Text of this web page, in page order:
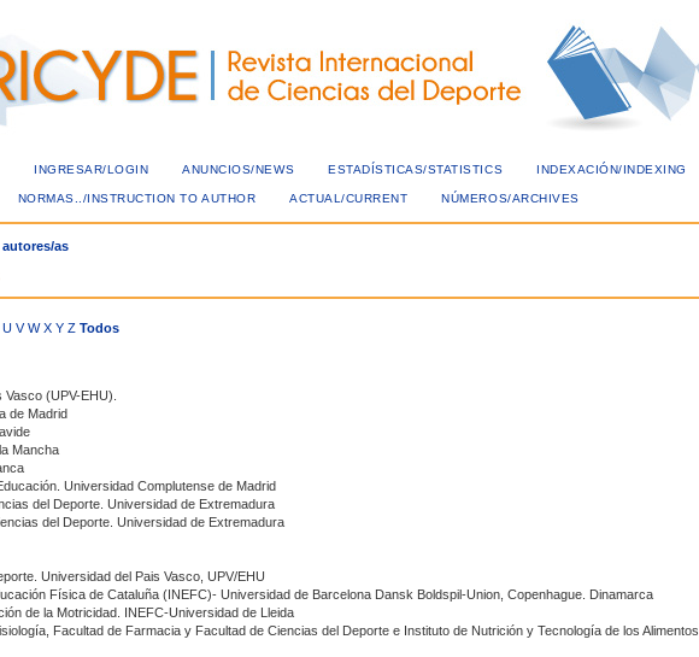
INGRESAR/LOGIN ANUNCIOS/NEWS ESTADÍSTICAS/STATISTICS INDEXACIÓN/INDEXING
NORMAS../INSTRUCTION TO AUTHOR ACTUAL/CURRENT NÚMEROS/ARCHIVES
as
U V W X Y Z Todos
Vasco (UPV-EHU).
de Madrid
Mancha
Universidad Complutense de Madrid
del Deporte. Universidad de Extremadura
del Deporte. Universidad de Extremadura
Universidad del Pais Vasco, UPV/EHU
Física de Cataluña (INEFC)- Universidad de Barcelona Dansk Boldspil-Union, Copenhague. Dinamarca
de la Motricidad. INEFC-Universidad de Lleida
Facultad de Farmacia y Facultad de Ciencias del Deporte e Instituto de Nutrición y Tecnología de los Alimentos.